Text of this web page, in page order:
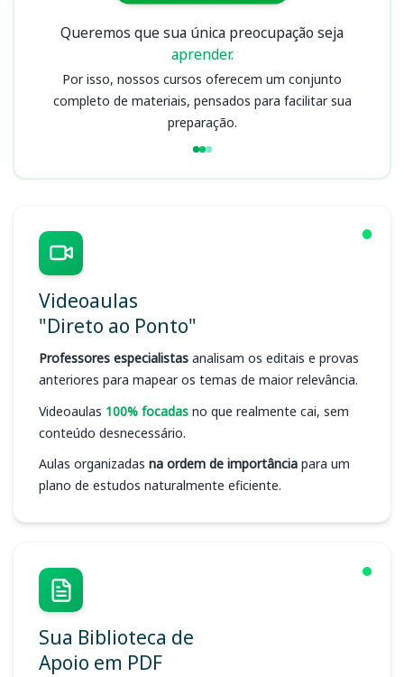
Queremos que sua única preocupação seja
aprender.
Por isso, nossos cursos oferecem um conjunto
completo de materiais, pensados para facilitar sua
preparação.
Videoaulas
"Direto ao Ponto"
Professores especialistas analisam os editais e provas
anteriores para mapear os temas de maior relevância.
Videoaulas 100% focadas no que realmente cai, sem
conteúdo desnecessário.
Aulas organizadas na ordem de importância para um
plano de estudos naturalmente eficiente.
Sua Biblioteca de
Apoio em PDF